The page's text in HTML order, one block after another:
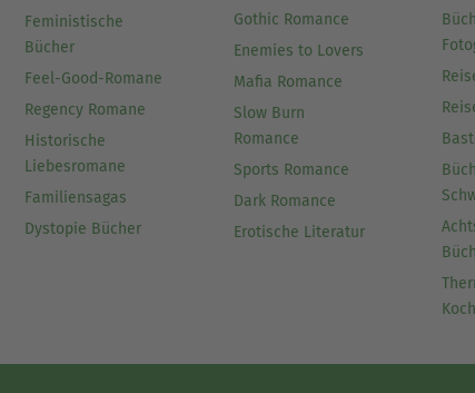
Feministische
Bücher
Feel-Good-Romane
Regency Romane
Historische
Liebesromane
Familiensagas
Dystopie Bücher
Gothic Romance
Enemies to Lovers
Mafia Romance
Slow Burn
Romance
Sports Romance
Dark Romance
Erotische Literatur